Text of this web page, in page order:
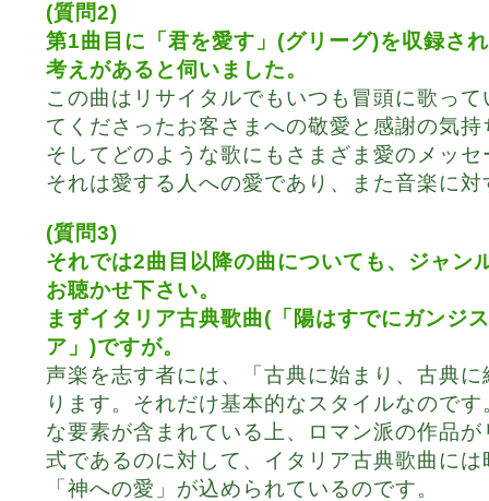
(質問2)
第1曲目に「君を愛す」(グリーグ)を収録さ
考えがあると伺いました。
この曲はリサイタルでもいつも冒頭に歌っ
てくださったお客さまへの敬愛と感謝の気
そしてどのような歌にもさまざま愛のメッ
それは愛する人への愛であり、また音楽に
(質問3)
それでは2曲目以降の曲についても、ジャン
お聴かせ下さい。
まずイタリア古典歌曲(「陽はすでにガンジ
ア」)ですが。
声楽を志す者には、「古典に始まり、古典
ります。それだけ基本的なスタイルなので
な要素が含まれている上、ロマン派の作品
式であるのに対して、イタリア古典歌曲に
「神への愛」が込められているのです。